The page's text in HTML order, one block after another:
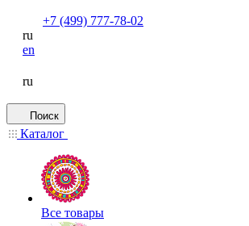
+7 (499) 777-78-02
ru
en
ru
Поиск
Каталог
Все товары